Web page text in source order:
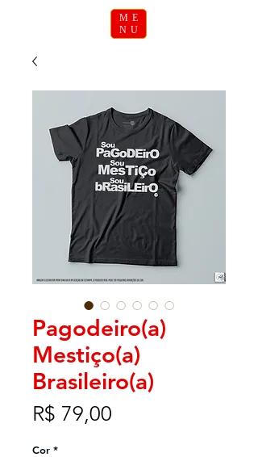
ME
NU
Pagodeiro(a)
Mestiço(a)
Brasileiro(a)
R$ 79,00
Cor *